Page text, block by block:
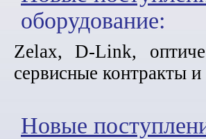
оборудование:
Zelax, D-Link,
сервисные контракты
Новые